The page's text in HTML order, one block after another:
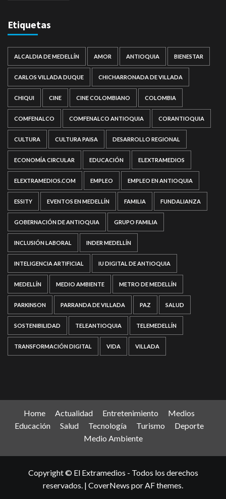
Etiquetas
ALCALDIA DE MEDELLÍN AMOR ANTIOQUIA BIENESTAR
CARLOS VILLADA DUQUE CHICHARRONADA DE VILLADA
CHIQUI CINE CINE COLOMBIANO COLOMBIA
COMFENALCO COMFENALCO ANTIOQUIA CORANTIOQUIA
CULTURA CULTURA PAISA DESARROLLO REGIONAL
ECONOMÍA CIRCULAR EDUCACIÓN ELEXTRAMEDIOS
ELEXTRAMEDIOS.COM EMPLEO EMPLEO EN ANTIOQUIA
ESSITY EVENTOS EN MEDELLÍN FAMILIA FUNDALIANZA
GOBERNACIÓN DE ANTIOQUIA GRUPO FAMILIA
INCLUSIÓN LABORAL INDER MEDELLÍN
INTELIGENCIA ARTIFICIAL IU DIGITAL DE ANTIOQUIA
MEDELLÍN MEDIO AMBIENTE METRO DE MEDELLÍN
PARKINSON PARRANDA DE VILLADA PAZ SALUD
SOSTENIBILIDAD TELEANTIOQUIA TELEMEDELLÍN
TRANSFORMACIÓN DIGITAL VIDA VILLADA
Home Actualidad Entretenimiento
Medios
Educación
Salud Tecnología Turismo
Deporte
Medio Ambiente
Copyright © El Extramedios - Todos los derechos
reservados. | CoverNews por AF themes.